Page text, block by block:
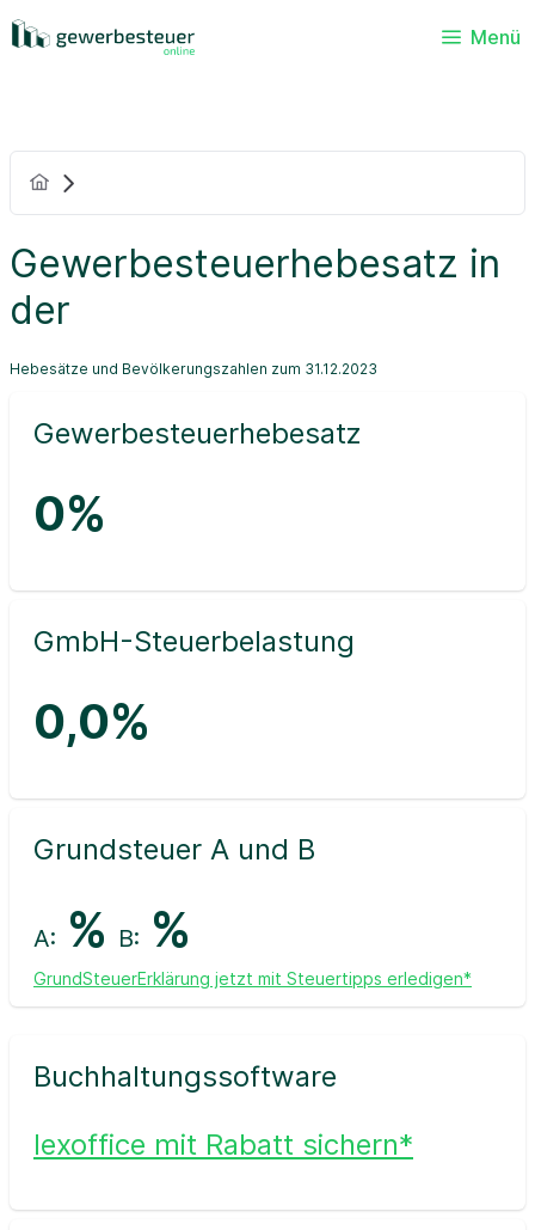
Menü
Gewerbesteuerhebesatz in
der
Hebesätze und Bevölkerungszahlen zum 31.12.2023
Gewerbesteuerhebesatz
0%
GmbH-Steuerbelastung
0,0%
Grundsteuer A und B
A: % B: %
GrundSteuerErklärung jetzt mit Steuertipps erledigen*
Buchhaltungssoftware
lexoffice mit Rabatt sichern*